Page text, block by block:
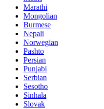
Marathi
Mongolian
Burmese
Nepali
Norwegian
Pashto
Persian
Punjabi
Serbian
Sesotho
Sinhala
Slovak